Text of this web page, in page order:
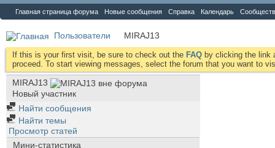
Главная страница форума Новые сообщения Справка Календарь
Пользователи MIRAJ13
If this is your first visit, be sure to check out the FAQ by clicking the link
proceed. To start viewing messages, select the forum that you want to
MIRAJ13
Новый участник
Найти сообщения
Найти темы
Просмотр статей
Мини-статистика